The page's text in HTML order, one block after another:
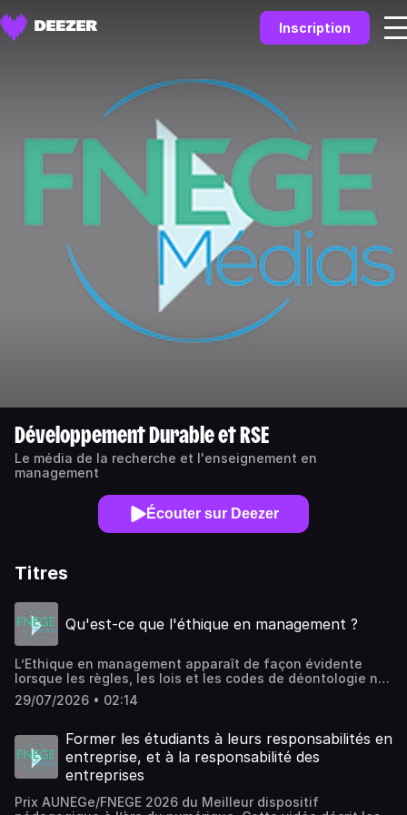
Inscription
Développement Durable et RSE
Le média de la recherche et l'enseignement en
management
Écouter sur Deezer
Titres
Qu'est-ce que l'éthique en management ?
L’Ethique en management apparaît de façon évidente
lorsque les règles, les lois et les codes de déontologie ne
suffisent plus pour discerner et prendre la bonne décision
dans des situations complexes, voire dilemmes. Elle se
apporter une réponse adaptée et mise en œuvre face à
des situations de risque ou de dilemme pour une ou
plusieurs parties prenantes. Elle prend sa pleine mesure à
travers la prise en compte de vertus cardinales
construites chaque jour par le management expérientiel.
29/07/2026 • 02:14
Former les étudiants à leurs responsabilités en
entreprise, et à la responsabilité des
entreprises
Prix AUNEGe/FNEGE 2026 du Meilleur dispositif